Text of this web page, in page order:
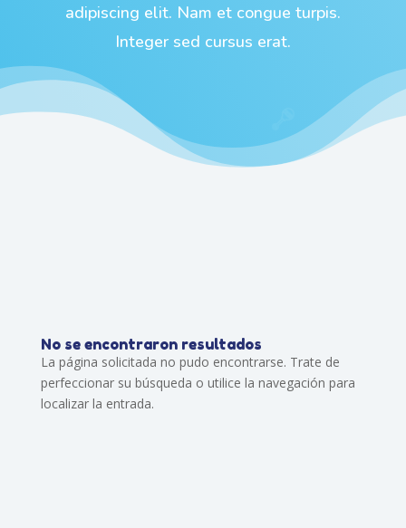
adipiscing elit. Nam et congue turpis.
Integer sed cursus erat.
No se encontraron resultados
La página solicitada no pudo encontrarse. Trate de
perfeccionar su búsqueda o utilice la navegación para
localizar la entrada.